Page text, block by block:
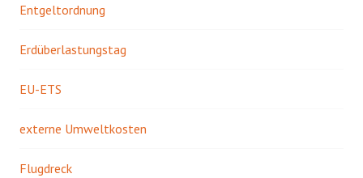
Entgeltordnung
Erdüberlastungstag
EU-ETS
externe Umweltkosten
Flugdreck